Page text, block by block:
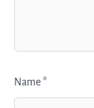
Name*